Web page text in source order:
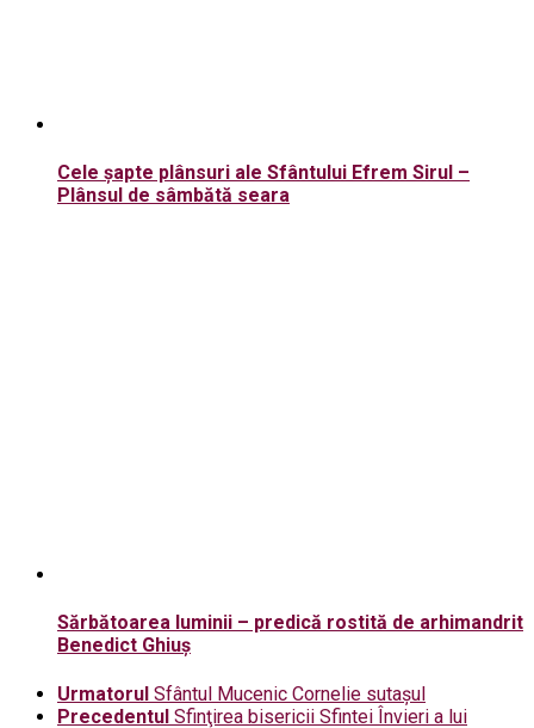
Cele șapte plânsuri ale Sfântului Efrem Sirul –
Plânsul de sâmbătă seara
Sărbătoarea luminii – predică rostită de arhimandrit
Benedict Ghiuș
Urmatorul Sfântul Mucenic Cornelie sutaşul
Precedentul Sfinţirea bisericii Sfintei Învieri a lui